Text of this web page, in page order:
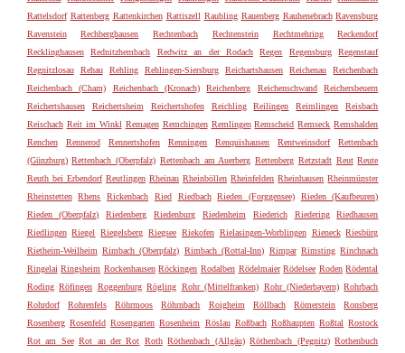
Rattelsdorf Rattenberg Rattenkirchen Rattiszell Raubling Rauenberg Rauhenebrach Ravensburg
Ravenstein
Rechberghausen Rechtenbach Rechtenstein Rechtmehring
Reckendorf
Recklinghausen
Rednitzhembach Redwitz an der Rodach Regen Regensburg
Regenstauf
Regnitzlosau
Rehau Rehling Rehlingen-Siersburg Reichartshausen Reichenau
Reichenbach
Reichenbach (Cham)
Reichenbach (Kronach) Reichenberg Reichenschwand
Reichersbeuern
Reichertshausen
Reichertsheim Reichertshofen Reichling Reilingen Reimlingen
Reisbach
Reischach Reit im Winkl Remagen Remchingen Remlingen Remscheid Remseck Remshalden
Renchen
Rennerod Rennertshofen Renningen Renquishausen Rentweinsdorf
Rettenbach
(Günzburg) Rettenbach (Oberpfalz) Rettenbach am Auerberg Rettenberg Retzstadt Reut Reute
Reuth bei Erbendorf Reutlingen Rheinau Rheinböllen Rheinfelden Rheinhausen Rheinmünster
Rheinstetten
Rhens Rickenbach Ried Riedbach Rieden (Forggensee)
Rieden (Kaufbeuren)
Rieden (Oberpfalz)
Riedenberg Riedenburg Riedenheim Riederich Riedering
Riedhausen
Riedlingen Riegel Riegelsberg Riegsee Riekofen Rielasingen-Worblingen Rieneck Riesbürg
Rietheim-Weilheim Rimbach (Oberpfalz) Rimbach (Rottal-Inn) Rimpar Rimsting Rinchnach
Ringelai Ringsheim Rockenhausen Röckingen Rodalben Rödelmaier Rödelsee Roden Rödental
Roding Röfingen Roggenburg Rögling Rohr (Mittelfranken) Rohr (Niederbayern) Rohrbach
Rohrdorf
Rohrenfels Röhrmoos Röhrnbach Roigheim Röllbach Römerstein
Ronsberg
Rosenberg Rosenfeld Rosengarten Rosenheim Röslau Roßbach Roßhaupten Roßtal Rostock
Rot am See Rot an der Rot Roth Röthenbach (Allgäu) Röthenbach (Pegnitz) Rothenbuch